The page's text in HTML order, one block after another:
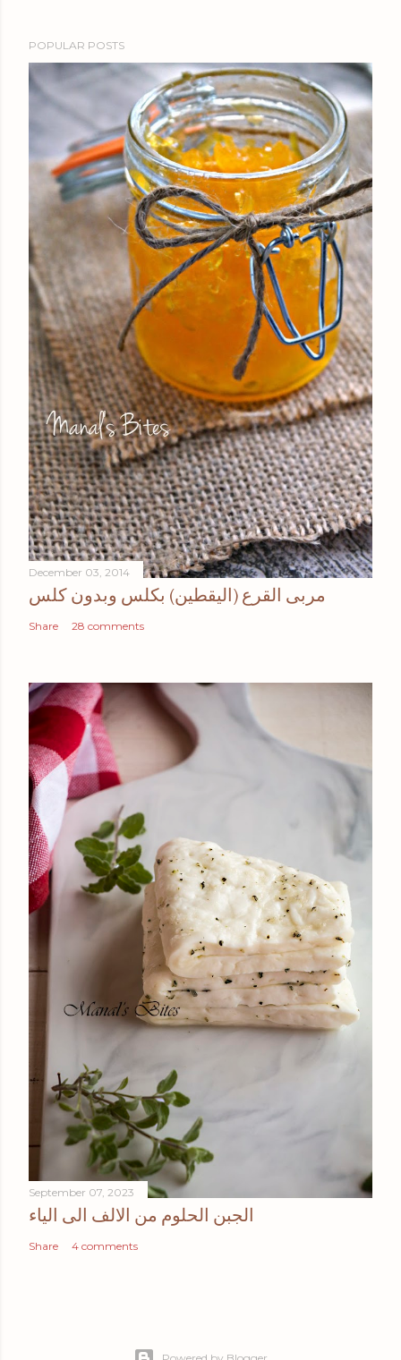
POPULAR POSTS
December 03, 2014
مربى القرع (اليقطين) بكلس وبدون كلس
Share 28 comments
September 07, 2023
الجبن الحلوم من الالف الى الياء
Share 4 comments